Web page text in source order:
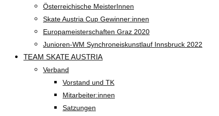
Österreichische MeisterInnen
Skate Austria Cup Gewinner:innen
Europameisterschaften Graz 2020
Junioren-WM Synchroneiskunstlauf Innsbruck 2022
TEAM SKATE AUSTRIA
Verband
Vorstand und TK
Mitarbeiter:innen
Satzungen